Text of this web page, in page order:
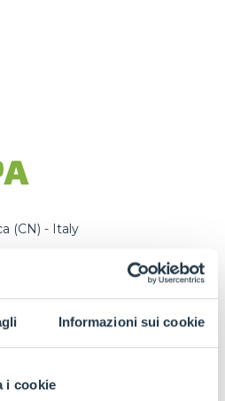
Informazioni sui cookie
i cookie
(CN) - Italy
CONTACTS